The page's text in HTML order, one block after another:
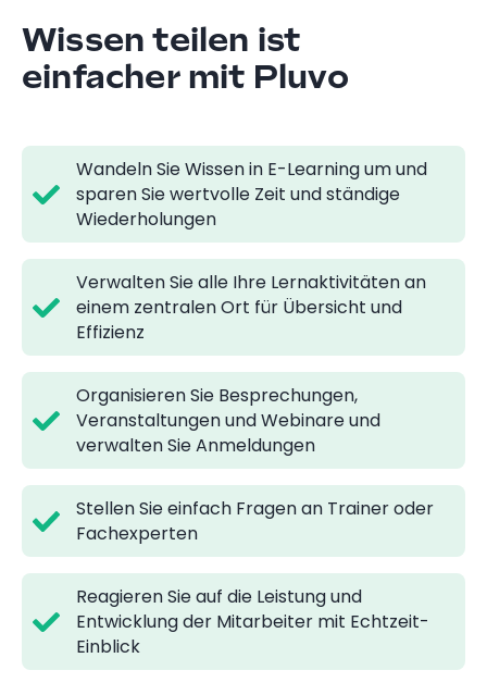
Wissen teilen ist
einfacher mit Pluvo
Wandeln Sie Wissen in E-Learning um und
sparen Sie wertvolle Zeit und ständige
Wiederholungen
Verwalten Sie alle Ihre Lernaktivitäten an
einem zentralen Ort für Übersicht und
Effizienz
Organisieren Sie Besprechungen,
Veranstaltungen und Webinare und
verwalten Sie Anmeldungen
Stellen Sie einfach Fragen an Trainer oder
Fachexperten
Reagieren Sie auf die Leistung und
Entwicklung der Mitarbeiter mit Echtzeit-
Einblick